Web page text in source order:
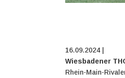
16.09.2024 |
Wiesbadener
Rhein-Main-